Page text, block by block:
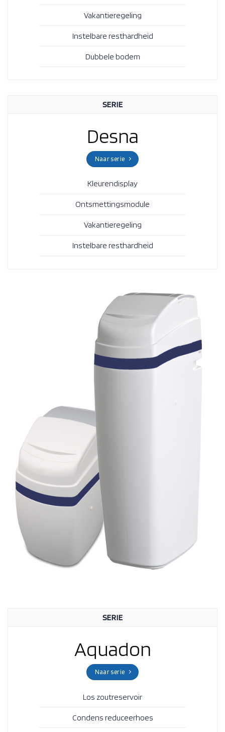
Vakantieregeling
Instelbare resthardheid
Dubbele bodem
SERIE
Desna
Naar serie
Kleurendisplay
Ontsmettingsmodule
Vakantieregeling
Instelbare resthardheid
SERIE
Aquadon
Naar serie
Los zoutreservoir
Condens reduceerhoes